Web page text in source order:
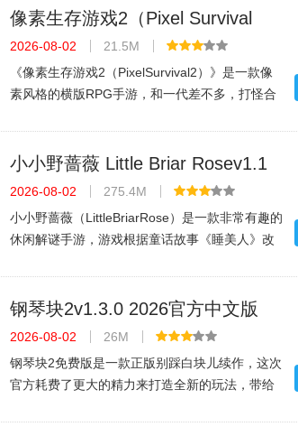
黎、迈阿密、悉尼、圣保罗、米兰和
像素生存游戏2（Pixel Survival
2）v1.07 2026官方中文版
2026-08-02
21.5M
《像素生存游戏2（PixelSurvival2）》是一款像
素风格的横版RPG手游，和一代差不多，打怪合
号令英雄一起生存！不同的世界来探
小小野蔷薇 Little Briar Rosev1.1
2026官方中文版
2026-08-02
275.4M
小小野蔷薇（LittleBriarRose）是一款非常有趣的
休闲解谜手游，游戏根据童话故事《睡美人》改
和大多数怀旧的冒险游戏大多采用
钢琴块2v1.3.0 2026官方中文版
2026-08-02
26M
钢琴块2免费版是一款正版别踩白块儿续作，这次
官方耗费了更大的精力来打造全新的玩法，带给